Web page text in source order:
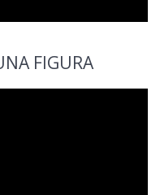
FIGURA